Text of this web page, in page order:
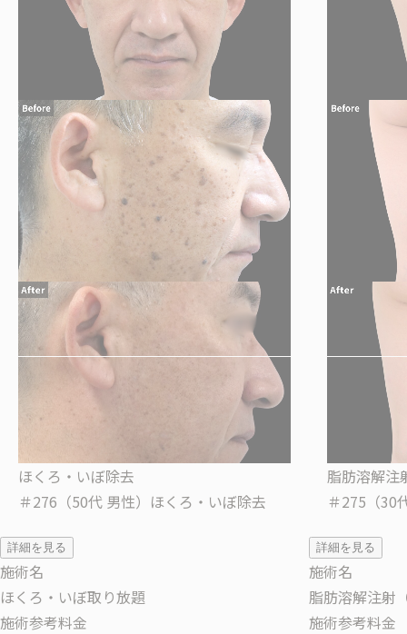
ほくろ・いぼ除去
＃276（50代 男性）ほくろ・いぼ除去
詳細を見る
施術名
ほくろ・いぼ取り放題
施術参考料金
脂肪溶解注
＃275（30
詳細を見る
施術名
脂肪溶解注射
施術参考料金